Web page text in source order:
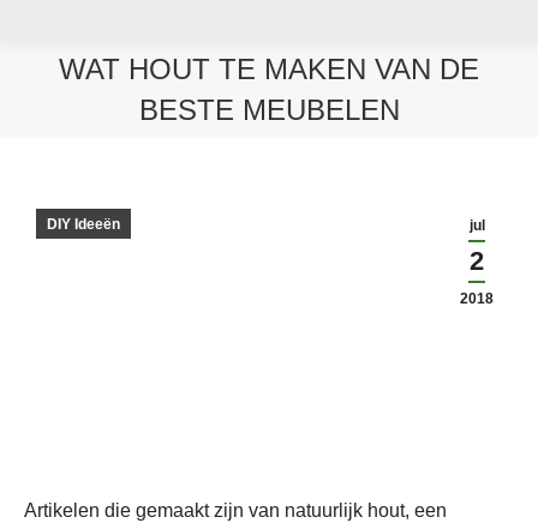
WAT HOUT TE MAKEN VAN DE
BESTE MEUBELEN
jul
2
2018
DIY Ideeën
Artikelen die gemaakt zijn van natuurlijk hout, een